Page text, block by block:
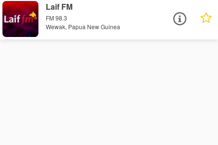
Laif FM
FM 98.3
Wewak, Papua New Guinea